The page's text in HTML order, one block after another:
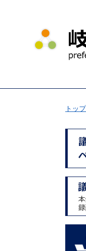
す
し
トッ